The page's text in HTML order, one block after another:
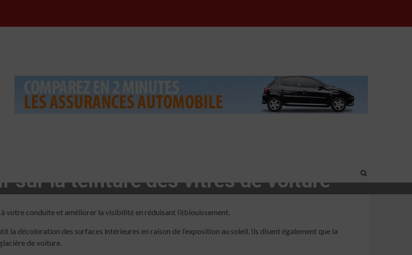
sur la teinture des vitres de voiture
votre conduite et améliorer la visibilité en réduisant l’éblouissement.
la décoloration des surfaces intérieures en raison de l’exposition au soleil. Ils disent également que la
de voiture.